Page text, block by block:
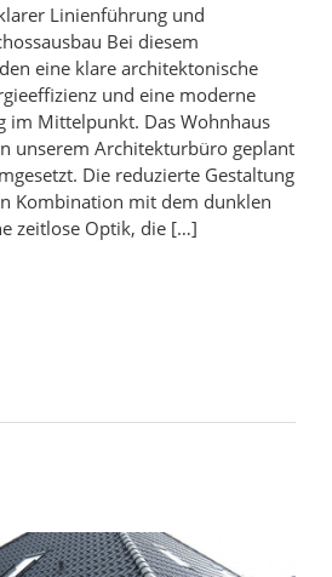
Linienführung und
Bei diesem
eine klare architektonische
und eine moderne
im Mittelpunkt. Das Wohnhaus
unserem Architekturbüro geplant
Die reduzierte Gestaltung
Kombination mit dem dunklen
zeitlose Optik, die […]